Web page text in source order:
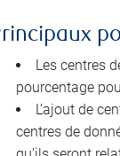
Les centres
pourcentage
L’ajout de
centres de